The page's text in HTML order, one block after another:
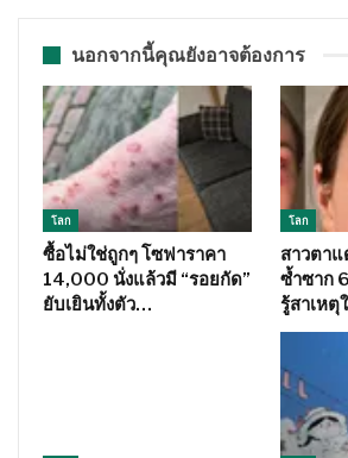
นอกจากนี้คุณยังอาจต้องการ
โลก
ซื้อไม่ใช่ถูกๆ โซฟาราคา
14,000 นั่งแล้วมี “รอยกัด”
ยับเยินทั้งตัว…
โลก
สาวตา
ซ้ำซาก
รู้สาเห